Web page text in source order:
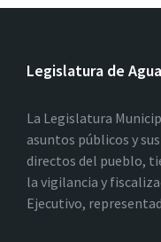
Legislatura de
La Legislatura
asuntos públicos y
directos del pueblo,
la vigilancia y
Ejecutivo,